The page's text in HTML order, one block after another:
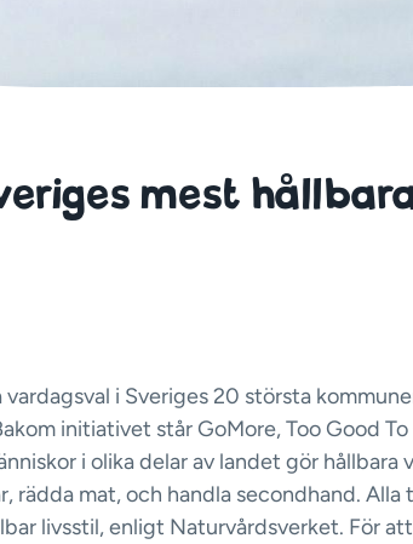
mest
i Sveriges 20 största
initiativet står GoMore, Too Good To
i olika delar av landet gör hållbara
rädda mat, och handla secondhand. Alla
livsstil, enligt Naturvårdsverket. För att